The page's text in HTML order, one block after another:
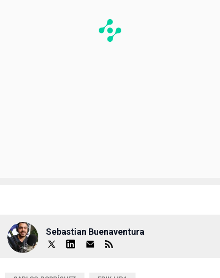
Sebastian Buenaventura